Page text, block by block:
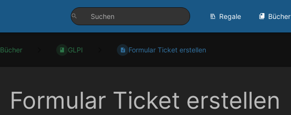
Regale Bücher
Bücher GLPI Formular Ticket erstellen
Formular Ticket erstellen